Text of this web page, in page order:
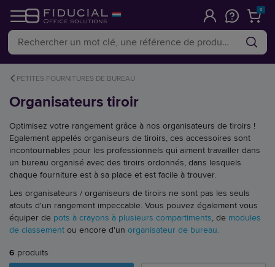
0
PETITES FOURNITURES DE BUREAU
Organisateurs tiroir
Optimisez votre rangement grâce à nos organisateurs de tiroirs !
Egalement appelés organiseurs de tiroirs, ces accessoires sont
incontournables pour les professionnels qui aiment travailler dans
un bureau organisé avec des tiroirs ordonnés, dans lesquels
chaque fourniture est à sa place et est facile à trouver.
Les organisateurs / organiseurs de tiroirs ne sont pas les seuls
atouts d'un rangement impeccable. Vous pouvez également vous
équiper de pots à crayons à plusieurs compartiments, de modules
de classement ou encore d'un organisateur de bureau.
6 produits